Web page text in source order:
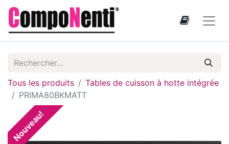
Tous les produits
Tables de cuisson à hotte intégrée
PRIMA80BKMATT
Nouveau!